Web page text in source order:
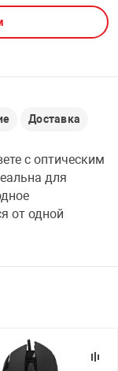
PCI АДАПТЕРЫ
USB
НАБОР ДЛЯ
CD-DVD ДИСКИ
ЛЕНТА ДЛЯ
Доставка
с оптическим
для
от одной